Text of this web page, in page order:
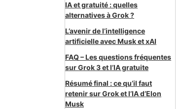
IA et gratuité : quelles
alternatives à Grok ?
L’avenir de l’intelligence
artificielle avec Musk et xAI
FAQ – Les questions fréquentes
sur Grok 3 et l’IA gratuite
Résumé final : ce qu’il faut
retenir sur Grok et l’IA d’Elon
Musk